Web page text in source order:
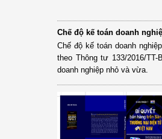
Chế độ kế toán doanh
Chế độ kế toán doanh
theo Thông tư 133/2016/
doanh nghiệp nhỏ và vừa.